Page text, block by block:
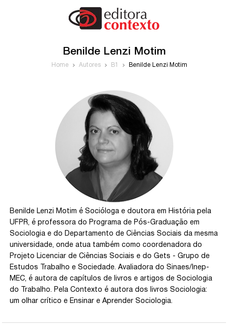
Benilde Lenzi Motim
Home Autores B1 Benilde Lenzi Motim
Benilde Lenzi Motim é Socióloga e doutora em História pela
UFPR, é professora do Programa de Pós-Graduação em
Sociologia e do Departamento de Ciências Sociais da mesma
universidade, onde atua também como coordenadora do
Projeto Licenciar de Ciências Sociais e do Gets - Grupo de
Estudos Trabalho e Sociedade. Avaliadora do Sinaes/Inep-
MEC, é autora de capítulos de livros e artigos de Sociologia
do Trabalho. Pela Contexto é autora dos livros Sociologia:
um olhar crítico e Ensinar e Aprender Sociologia.